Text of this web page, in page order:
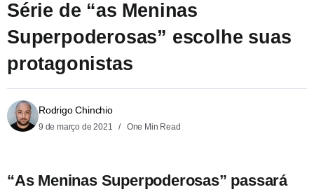
Série de “as Meninas
Superpoderosas” escolhe suas
protagonistas
Rodrigo Chinchio
9 de março de 2021 One Min Read
“As Meninas Superpoderosas” passará